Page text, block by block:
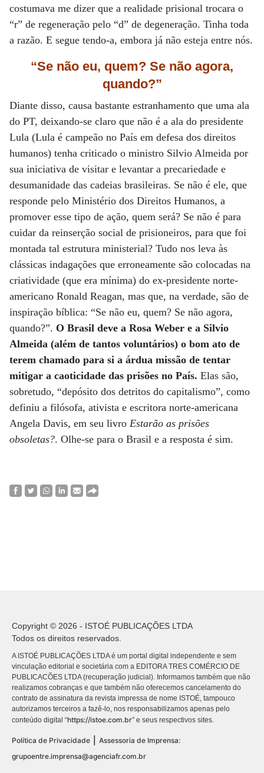
costumava me dizer que a realidade prisional trocara o
“r” de regeneração pelo “d” de degeneração. Tinha toda
a razão. E segue tendo-a, embora já não esteja entre nós.
“Se não eu, quem? Se não agora,
quando?”
Diante disso, causa bastante estranhamento que uma ala
do PT, deixando-se claro que não é a ala do presidente
Lula (Lula é campeão no País em defesa dos direitos
humanos) tenha criticado o ministro Silvio Almeida por
sua iniciativa de visitar e levantar a precariedade e
desumanidade das cadeias brasileiras. Se não é ele, que
responde pelo Ministério dos Direitos Humanos, a
promover esse tipo de ação, quem será? Se não é para
cuidar da reinserção social de prisioneiros, para que foi
montada tal estrutura ministerial? Tudo nos leva às
clássicas indagações que erroneamente são colocadas na
criatividade (que era mínima) do ex-presidente norte-
americano Ronald Reagan, mas que, na verdade, são de
inspiração bíblica: “Se não eu, quem? Se não agora,
quando?”. O Brasil deve a Rosa Weber e a Silvio
Almeida (além de tantos voluntários) o bom ato de
terem chamado para si a árdua missão de tentar
mitigar a caoticidade das prisões no País. Elas são,
sobretudo, “depósito dos detritos do capitalismo”, como
definiu a filósofa, ativista e escritora norte-americana
Angela Davis, em seu livro Estarão as prisões
obsoletas?. Olhe-se para o Brasil e a resposta é sim.
Copyright © 2026 - ISTOÉ PUBLICAÇÕES LTDA
Todos os direitos reservados.
A ISTOÉ PUBLICAÇÕES LTDA é um portal digital independente e sem
vinculação editorial e societária com a EDITORA TRES COMÉRCIO DE
PUBLICACÕES LTDA (recuperação judicial). Informamos também que não
realizamos cobranças e que também não oferecemos cancelamento do
contrato de assinatura da revista impressa de nome ISTOÉ, tampouco
autorizamos terceiros a fazê-lo, nos responsabilizamos apenas pelo
conteúdo digital “https://istoe.com.br” e seus respectivos sites.
Política de Privacidade
Assessoria de Imprensa:
grupoentre.imprensa@agenciafr.com.br